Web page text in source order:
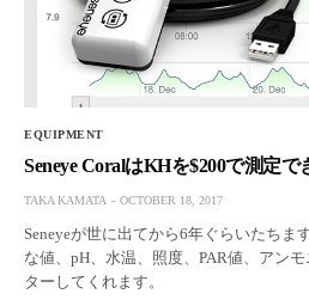
EQUIPMENT
Seneye CoralはKHを$200で測定
TAKA KAMATA OCTOBER 18, 2017
Seneyeが世に出てから6年ぐらいたちま
な値、pH、水温、照度、PAR値、アン
ターしてくれます。